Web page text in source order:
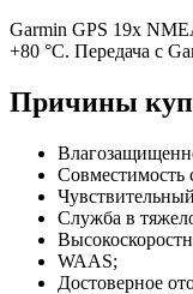
Garmin GPS 19x
+80 °C. Передача с
Причины
Совместимость
Служба в
WAAS;
Достоверное